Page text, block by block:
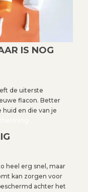
IS NOG
de uiterste
flacon. Better
huid en die van je
heel erg snel, maar
kan zorgen voor
achter het